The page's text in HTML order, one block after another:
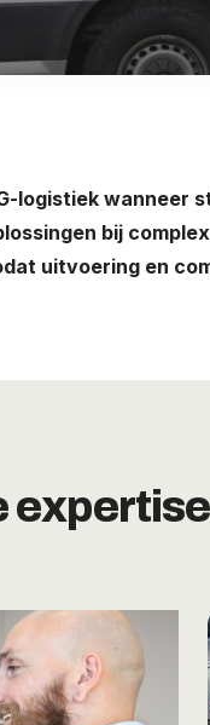
logistiek wanneer
bij
uitvoering en
expertise